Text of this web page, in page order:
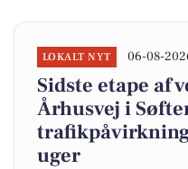
LOKALT NYT 06-08-
Sidste etape af
Århusvej i
uger